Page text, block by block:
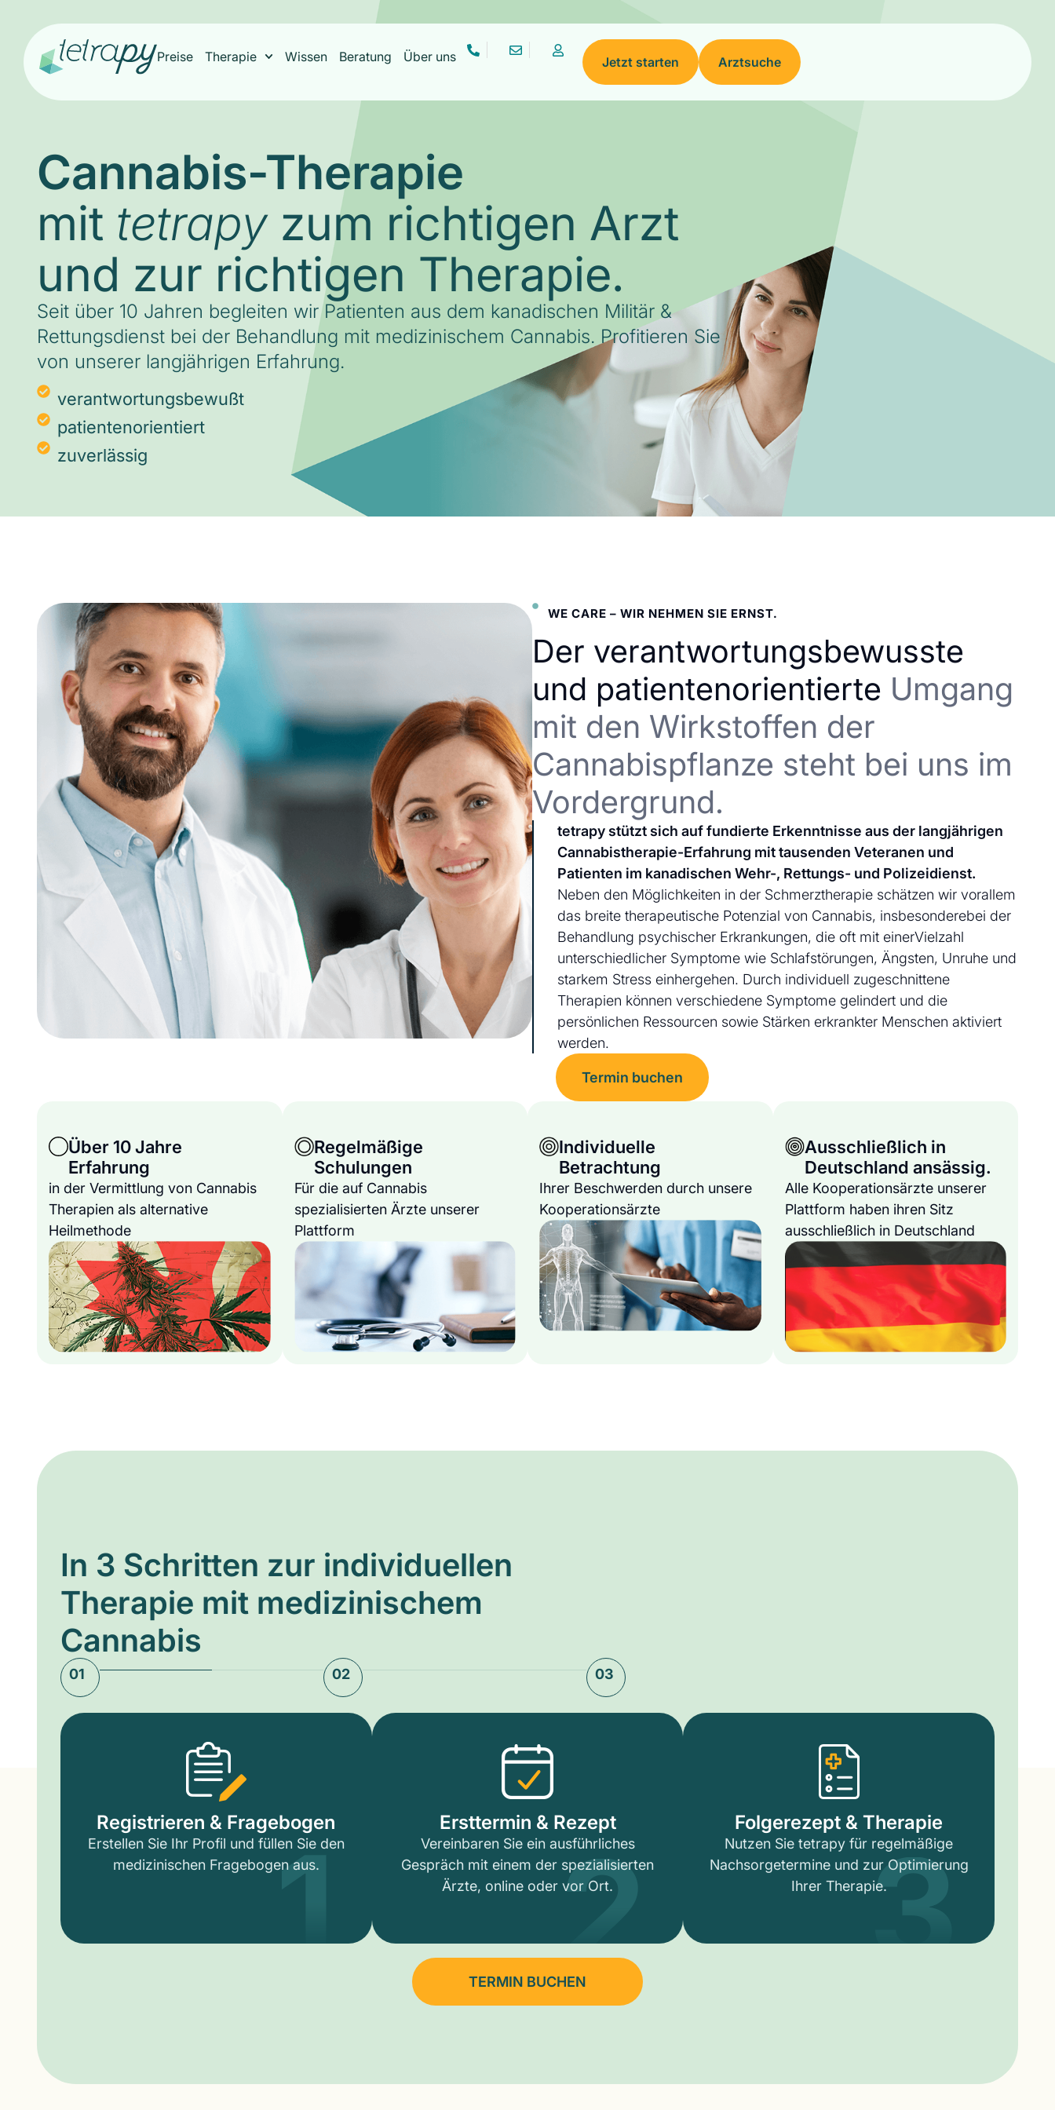
Preise Therapie Wissen Beratung Über uns Jetzt starten Arztsuche
Cannabis-Therapie
mit tetrapyzum richtigen Arzt
und zur richtigen Therapie.
Seit über 10 Jahren begleiten wir Patienten aus dem kanadischen Militär &
Rettungsdienst bei der Behandlung mit medizinischem Cannabis. Profitieren Sie
von unserer langjährigen Erfahrung.
verantwortungsbewußt
patientenorientiert
zuverlässig
WE CARE – WIR NEHMEN SIE ERNST.
Der verantwortungsbewusste
und patientenorientierte Umgang
mit den Wirkstoffen der
Cannabispflanze steht bei uns im
Vordergrund.
tetrapy stützt sich auf fundierte Erkenntnisse aus der langjährigen
Cannabistherapie-Erfahrung mit tausenden Veteranen und
Patienten im kanadischen Wehr-, Rettungs- und Polizeidienst.
Neben den Möglichkeiten in der Schmerztherapie schätzen wir vorallem
das breite therapeutische Potenzial von Cannabis, insbesonderebei der
Behandlung psychischer Erkrankungen, die oft mit einerVielzahl
unterschiedlicher Symptome wie Schlafstörungen, Ängsten, Unruhe und
starkem Stress einhergehen. Durch individuell zugeschnittene
Therapien können verschiedene Symptome gelindert und die
persönlichen Ressourcen sowie Stärken erkrankter Menschen aktiviert
werden.
Termin buchen
Über 10 Jahre
Erfahrung
in der Vermittlung von Cannabis
Therapien als alternative
Heilmethode
Regelmäßige
Schulungen
Für die auf Cannabis
spezialisierten Ärzte unserer
Plattform
Individuelle
Betrachtung
Ihrer Beschwerden durch unsere
Kooperationsärzte
Ausschließlich in
Deutschland ansässig.
Alle Kooperationsärzte unserer
Plattform haben ihren Sitz
ausschließlich in Deutschland
In 3 Schritten zur individuellen
Therapie mit medizinischem
Cannabis
01 02 03
Registrieren & Fragebogen
Erstellen Sie Ihr Profil und füllen Sie den
medizinischen Fragebogen aus.
1 Ersttermin & Rezept
Vereinbaren Sie ein ausführliches
Gespräch mit einem der spezialisierten
Ärzte, online oder vor Ort.
2 Folgerezept & Therapie
Nutzen Sie tetrapy für regelmäßige
Nachsorgetermine und zur Optimierung
Ihrer Therapie.3
TERMIN BUCHEN